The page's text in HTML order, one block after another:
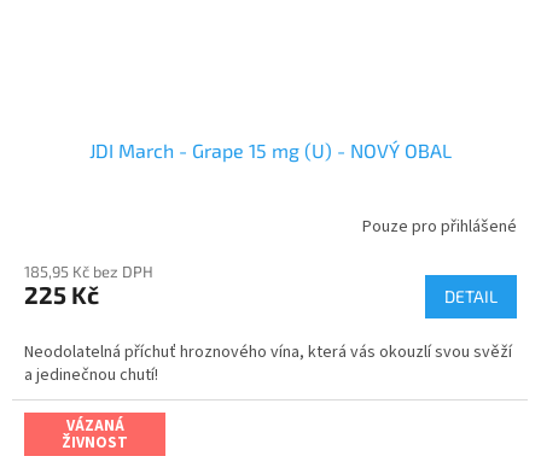
JDI March - Grape 15 mg (U) - NOVÝ OBAL
Pouze pro přihlášené
185,95 Kč bez DPH
225 Kč DETAIL
Neodolatelná příchuť hroznového vína, která vás okouzlí svou svěží
a jedinečnou chutí!
VÁZANÁ
ŽIVNOST